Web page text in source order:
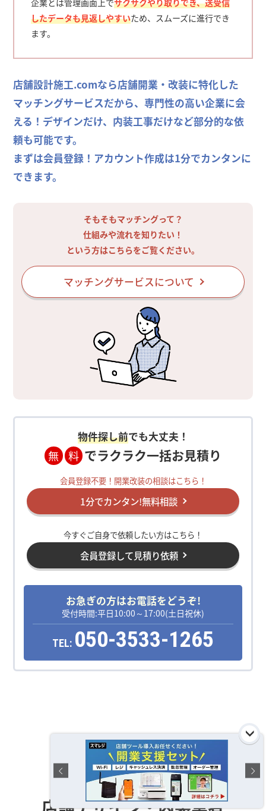
したデータも見返しやすいため、スムーズに進行でき
ます。
店舗設計施工.comなら店舗開業・改装に特化した
マッチングサービスだから、専門性の高い企業に会
える！デザインだけ、内装工事だけなど部分的な依
頼も可能です。
まずは会員登録！アカウント作成は1分でカンタンに
できます。
そもそもマッチングって？
仕組みや流れを知りたい！
という方はこちらをご覧ください。
マッチングサービスについて
物件探し前でも大丈夫！
無 料 でラクラク一括お見積り
会員登録不要！開業改装の相談はこちら！
1分でカンタン!無料相談
今すぐご自身で依頼したい方はこちら！
会員登録して見積り依頼
お急ぎの方はお電話をどうぞ!
受付時間:平日10:00～17:00(土日祝休)
TEL: 050-3533-1265
運営おすすめの